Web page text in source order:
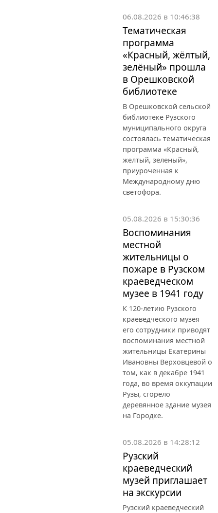
06.08.2026 в 10:46:38
Тематическая
программа
«Красный, жёлтый,
зелёный» прошла
в Орешковской
библиотеке
В Орешковской сельской
библиотеке Рузского
муниципального округа
состоялась тематическая
программа «Красный,
желтый, зеленый»,
приуроченная к
Международному дню
светофора.
05.08.2026 в 15:30:36
Воспоминания
местной
жительницы о
пожаре в Рузском
краеведческом
музее в 1941 году
К 120-летию Рузского
краеведческого музея
его сотрудники приводят
воспоминания местной
жительницы Екатерины
Ивановны Верховцевой о
том, как в декабре 1941
года, во время оккупации
Рузы, сгорело
деревянное здание музея
на Городке.
05.08.2026 в 14:28:12
Рузский
краеведческий
музей приглашает
на экскурсии
Рузский краеведческий